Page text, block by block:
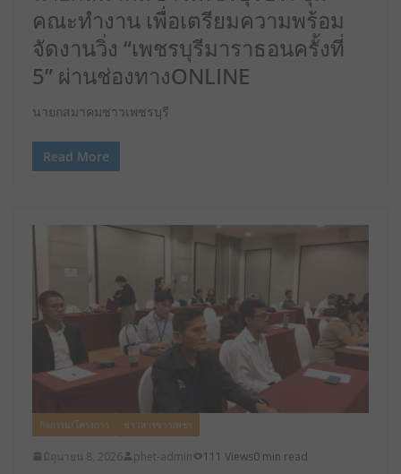
คณะทำงาน เพื่อเตรียมความพร้อม
จัดงานวิ่ง “เพชรบุรีมาราธอนครั้งที่
5” ผ่านช่องทางONLINE
นายกสมาคมชาวเพชรบุรี
Read More
กิจกรรม/โครงการ ข่าวสารชาวเพชร
มิถุนายน 8, 2026 phet-admin 111 Views0 min read